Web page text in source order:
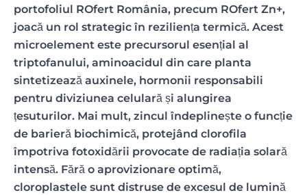
portofoliul ROfert România, precum ROfert Zn+,
joacă un rol strategic în reziliența termică. Acest
microelement este precursorul esențial al
triptofanului, aminoacidul din care planta
sintetizează auxinele, hormonii responsabili
pentru diviziunea celulară și alungirea
țesuturilor. Mai mult, zincul îndeplinește o funcție
de barieră biochimică, protejând clorofila
împotriva fotoxidării provocate de radiația solară
intensă. Fără o aprovizionare optimă,
cloroplastele sunt distruse de excesul de lumină